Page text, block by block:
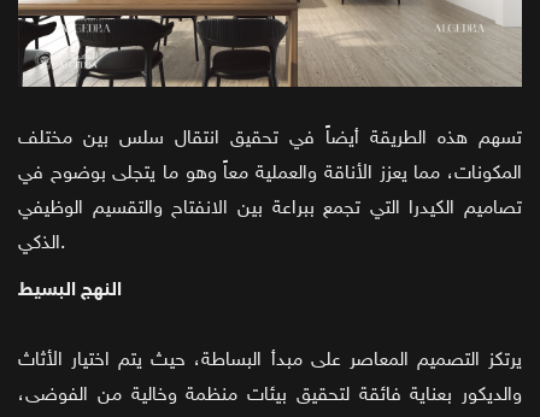
تسهم هذه الطريقة أيضاً في تحقيق انتقال سلس بين مختلف
المكونات، مما يعزز الأناقة والعملية معاً وهو ما يتجلى بوضوح في
تصاميم الكيدرا التي تجمع ببراعة بين الانفتاح والتقسيم الوظيفي
الذكي.
النهج البسيط
يرتكز التصميم المعاصر على مبدأ البساطة، حيث يتم اختيار الأثاث
والديكور بعناية فائقة لتحقيق بيئات منظمة وخالية من الفوضى،